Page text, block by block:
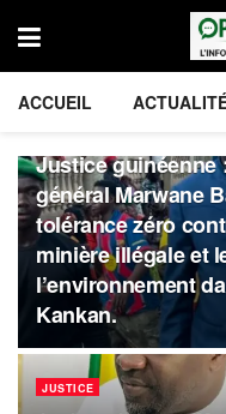
ACCUEIL
Justice guinéenne
général Marwane
tolérance zéro
minière illégale et
l’environnement
Kankan.
JUSTICE